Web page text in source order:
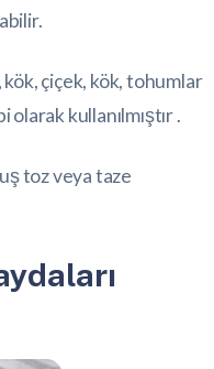
kök, çiçek, kök, tohumlar
olarak kullanılmıştır .
toz veya taze